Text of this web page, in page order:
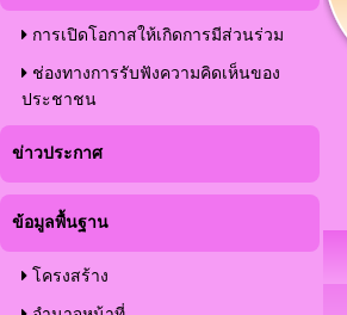
การเปิดโอกาสให้เกิดการมีส่วนร่วม
ช่องทางการรับฟังความคิดเห็นของ
ประชาชน
ข่าวประกาศ
ข้อมูลพื้นฐาน
โครงสร้าง